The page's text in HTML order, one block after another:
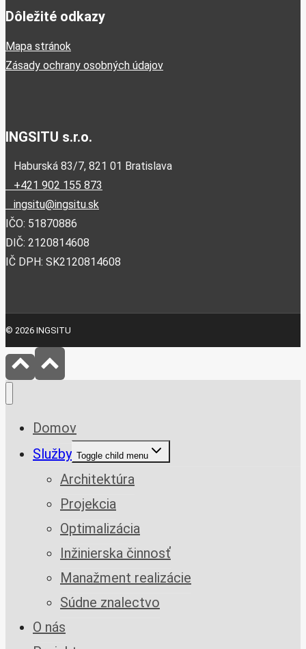
Dôležité odkazy
Mapa stránok
Zásady ochrany osobných údajov
INGSITU s.r.o.
Haburská 83/7, 821 01 Bratislava
+421 902 155 873
ingsitu@ingsitu.sk
IČO: 51870886
DIČ: 2120814608
IČ DPH: SK2120814608
© 2026 INGSITU
Domov
Služby Toggle child menu
Architektúra
Projekcia
Optimalizácia
Inžinierska činnosť
Manažment realizácie
Súdne znalectvo
O nás